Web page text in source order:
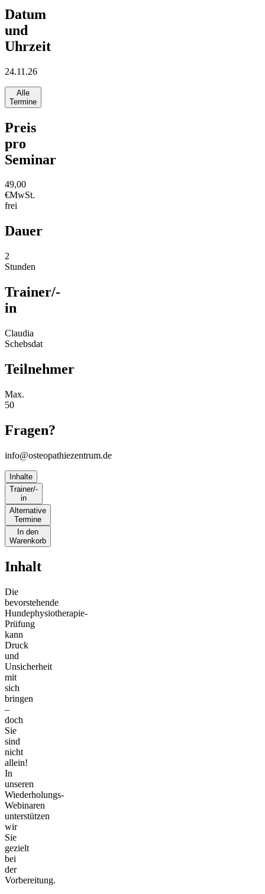
Datum
und
Uhrzeit
24.11.26
Alle
Termine
Preis
pro
Seminar
49,00
€MwSt.
frei
Dauer
2
Stunden
Trainer/-
in
Claudia
Schebsdat
Teilnehmer
Max.
50
Fragen?
info@osteopathiezentrum.de
Inhalte
Trainer/-
in
Alternative
Termine
In den
Warenkorb
Inhalt
Die
bevorstehende
Hundephysiotherapie-
Prüfung
kann
Druck
und
Unsicherheit
mit
sich
bringen
–
doch
Sie
sind
nicht
allein!
In
unseren
Wiederholungs-
Webinaren
unterstützen
wir
Sie
gezielt
bei
der
Vorbereitung.